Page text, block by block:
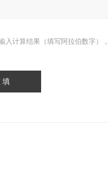
入计算结果（填写阿拉伯数字）